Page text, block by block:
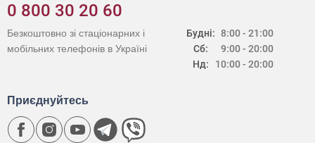
0 800 30 20 60
Будні:
Сб:
Нд:
8:00 - 21:00
9:00 - 20:00
10:00 - 20:00
Безкоштовно зі стаціонарних і
мобільних телефонів в Україні
Приєднуйтесь